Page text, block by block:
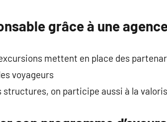
grâce à une
mettent en place des
voyageurs
structures, on participe aussi à la